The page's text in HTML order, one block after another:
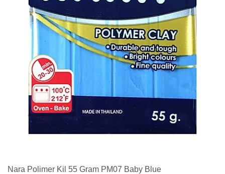
Nara Polimer Kil 55 Gram PM07 Baby Blue